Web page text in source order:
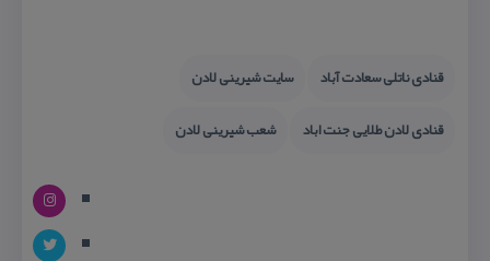
قنادی ناتلی سعادت آباد
سایت شیرینی لادن
قنادی لادن طلایی جنت اباد
شعب شیرینی لادن